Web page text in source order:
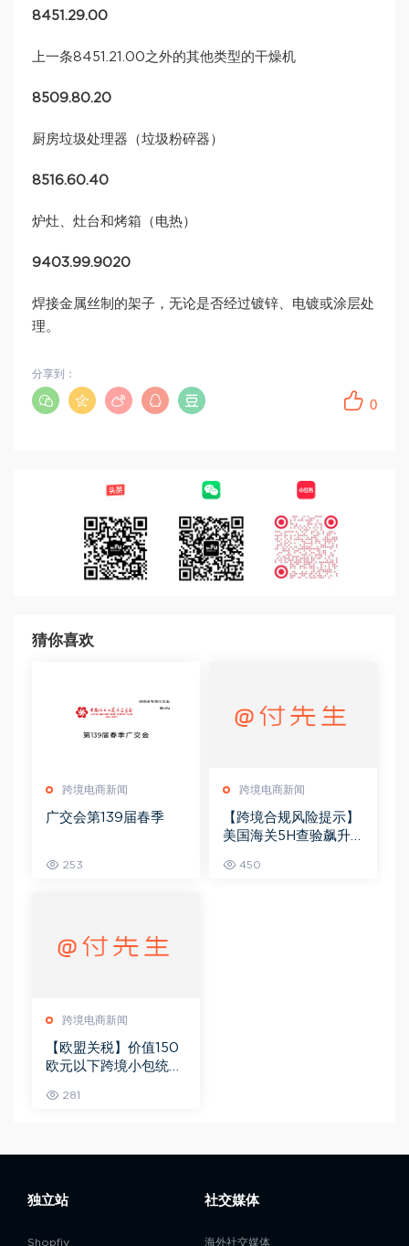
8451.29.00
上一条8451.21.00之外的其他类型的干燥机
8509.80.20
厨房垃圾处理器（垃圾粉碎器）
8516.60.40
炉灶、灶台和烤箱（电热）
9403.99.9020
焊接金属丝制的架子，无论是否经过镀锌、电镀或涂层处
理。
0
分享到：
猜你喜欢
跨境电商新闻
广交会第139届春季
253
跨境电商新闻
【跨境合规风险提示】
美国海关5H查验飙升
450
跨境电商新闻
【欧盟关税】价值150
欧元以下跨境小包统一
281
独立站
Shopfiy
社交媒体
海外社交媒体